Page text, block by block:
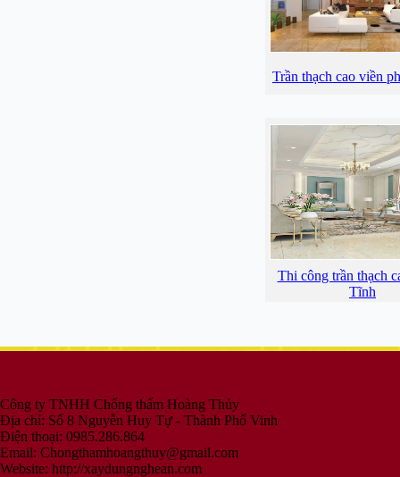
Trần thạch cao viền
Thi công trần thạch
Tĩnh
Công ty TNHH Chống thấm Hoàng Thủy
Địa chỉ: Số 8 Nguyễn Huy Tự - Thành Phố Vinh
Điện thoại: 0985.286.864
Email: Chongthamhoangthuy@gmail.com
Website: http://xaydungnghean.com